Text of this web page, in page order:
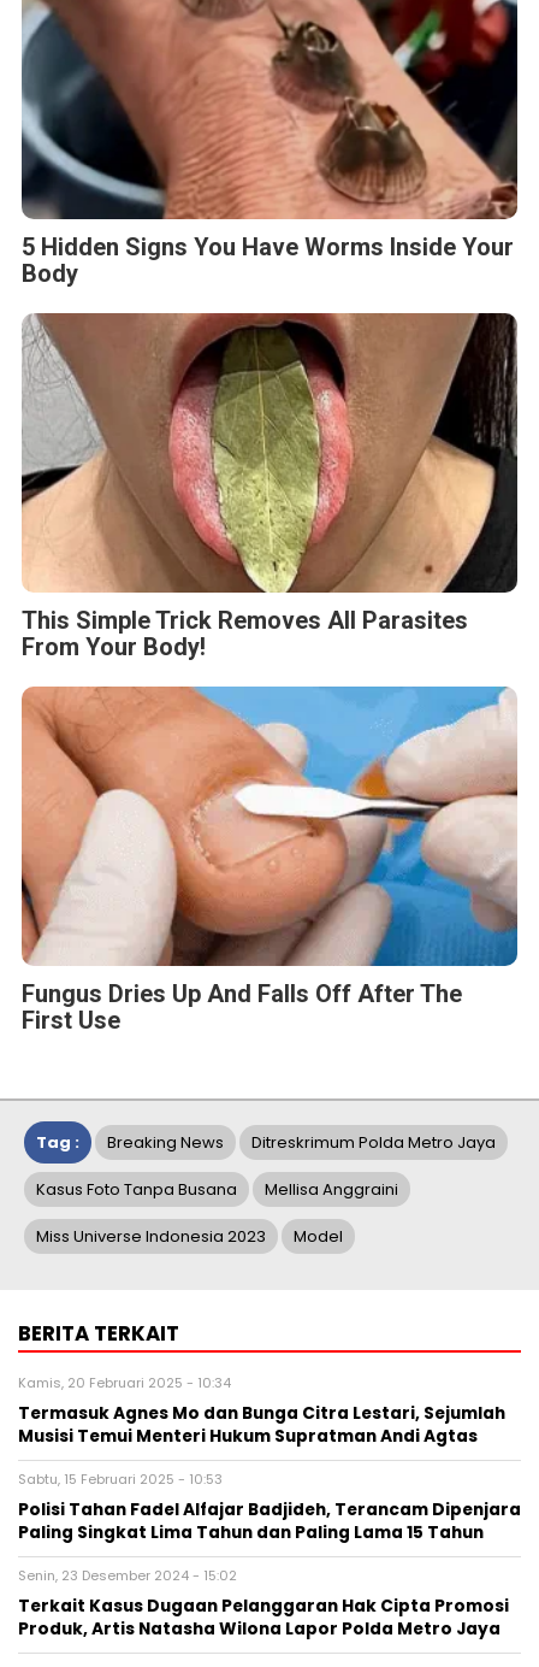
5 Hidden Signs You Have Worms Inside Your
Body
This Simple Trick Removes All Parasites
From Your Body!
Fungus Dries Up And Falls Off After The
First Use
Tag : Breaking News Ditreskrimum Polda Metro Jaya
Kasus Foto Tanpa Busana Mellisa Anggraini
Miss Universe Indonesia 2023 Model
BERITA TERKAIT
Kamis, 20 Februari 2025 - 10:34
Termasuk Agnes Mo dan Bunga Citra Lestari, Sejumlah
Musisi Temui Menteri Hukum Supratman Andi Agtas
Sabtu, 15 Februari 2025 - 10:53
Polisi Tahan Fadel Alfajar Badjideh, Terancam Dipenjara
Paling Singkat Lima Tahun dan Paling Lama 15 Tahun
Senin, 23 Desember 2024 - 15:02
Terkait Kasus Dugaan Pelanggaran Hak Cipta Promosi
Produk, Artis Natasha Wilona Lapor Polda Metro Jaya